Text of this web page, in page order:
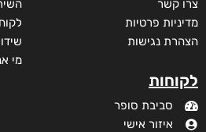
צרו קשר
מדיניות פרטיות
הצהרת נגישות
לקוחות
סביבת סופר
איזור אישי
מי